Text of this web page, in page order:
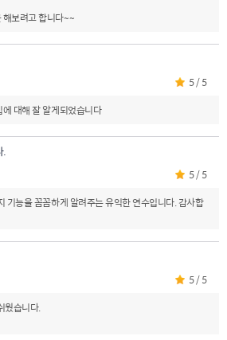
해보려고 합니다~~
5 / 5
대해 잘 알게되었습니다
.
5 / 5
기능을 꼼꼼하게 알려주는 유익한 연수입니다. 감사합
5 / 5
웠습니다.